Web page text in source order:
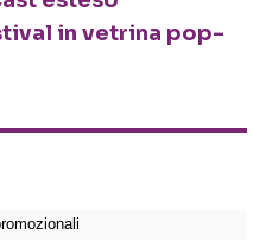
in vetrina pop-